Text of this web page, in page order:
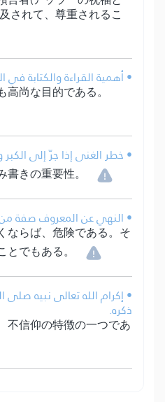
されて、尊重されるこ
• أهمية القراءة والكتابة في
尚な目的である。
• خطر الغنى إذا جرّ إلى
きの重要性。
• النهي عن المعروف صفة
ならば、危険である。そ
でもある。
• إكرام الله تعالى نبيه صلى
ذكره.
不信仰の特徴の一つであ